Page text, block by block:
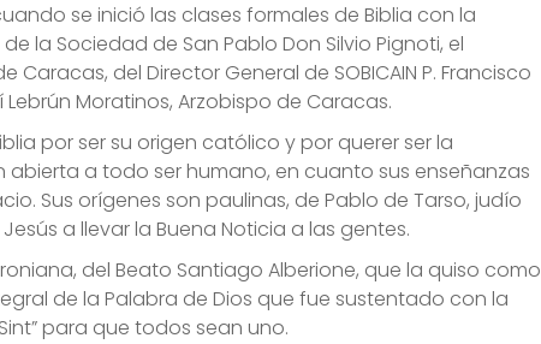
se inició las clases formales de Biblia con la
la Sociedad de San Pablo Don Silvio Pignoti, el
Caracas, del Director General de SOBICAIN P. Francisco
Moratinos, Arzobispo de Caracas.
por ser su origen católico y por querer ser la
a todo ser humano, en cuanto sus enseñanzas
Sus orígenes son paulinas, de Pablo de Tarso, judío
a llevar la Buena Noticia a las gentes.
del Beato Santiago Alberione, que la quiso como
de la Palabra de Dios que fue sustentado con la
para que todos sean uno.